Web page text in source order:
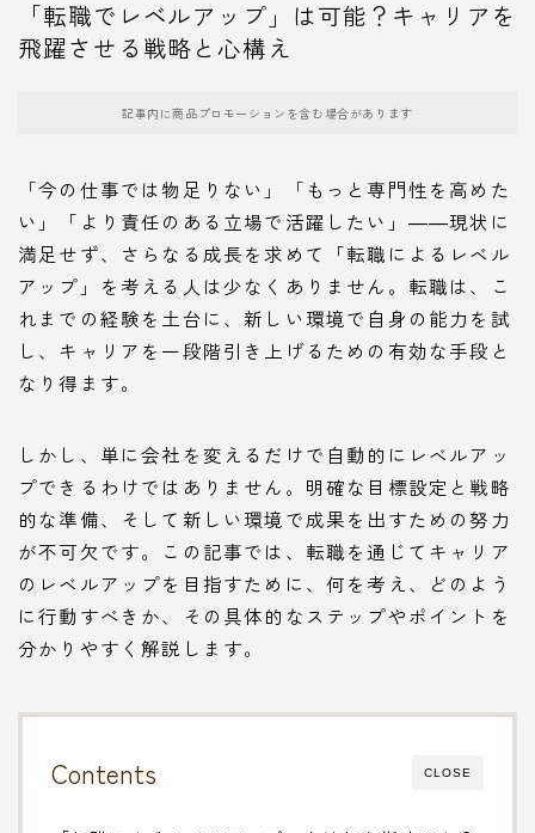
「転職でレベルアップ」は可能？キャリアを
飛躍させる戦略と心構え
記事内に商品プロモーションを含む場合があります
「今の仕事では物足りない」「もっと専門性を高めた
い」「より責任のある立場で活躍したい」――現状に
満足せず、さらなる成長を求めて「転職によるレベル
アップ」を考える人は少なくありません。転職は、こ
れまでの経験を土台に、新しい環境で自身の能力を試
し、キャリアを一段階引き上げるための有効な手段と
なり得ます。
しかし、単に会社を変えるだけで自動的にレベルアッ
プできるわけではありません。明確な目標設定と戦略
的な準備、そして新しい環境で成果を出すための努力
が不可欠です。この記事では、転職を通じてキャリア
のレベルアップを目指すために、何を考え、どのよう
に行動すべきか、その具体的なステップやポイントを
分かりやすく解説します。
CLOSE
Contents